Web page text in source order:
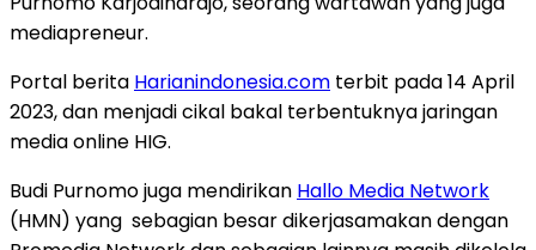
mediapreneur.
Portal berita Harianindonesia.com terbit pada 14 April
2023, dan menjadi cikal bakal terbentuknya jaringan
media online HIG.
Budi Purnomo juga mendirikan Hallo Media Network
(HMN) yang sebagian besar dikerjasamakan dengan